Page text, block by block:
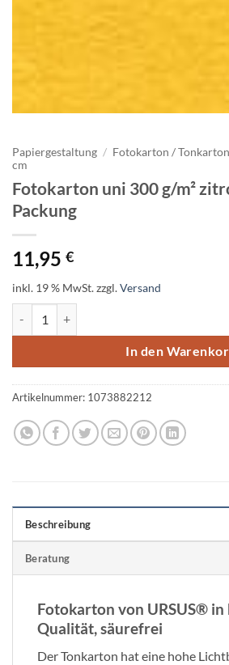
Papiergestaltung / Fotokarton / Tonkarton
cm
Fotokarton uni 300 g/m²
Packung
11,95 €
inkl. 19 % MwSt.zzgl.Versand
In den
Artikelnummer: 1073882212
Beschreibung
Beratung
Fotokarton von URSUS®
Qualität, säurefrei
Der Tonkarton hat eine hohe